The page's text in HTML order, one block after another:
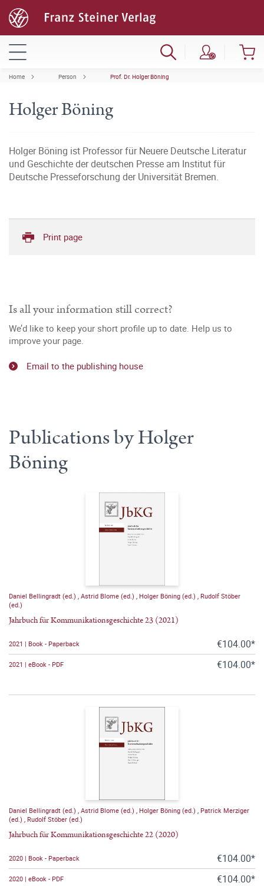
Home Person Prof. Dr. Holger Böning
Holger Böning
Holger Böning ist Professor für Neuere Deutsche Literatur
und Geschichte der deutschen Presse am Institut für
Deutsche Presseforschung der Universität Bremen.
Print page
Is all your information still correct?
We’d like to keep your short profile up to date. Help us to
improve your page.
Email to the publishing house
Publications by Holger
Böning
Daniel Bellingradt (ed.) Astrid Blome (ed.) Holger Böning (ed.)
Rudolf Stöber
(ed.)
Jahrbuch für Kommunikationsgeschichte 23 (2021)
2021 | Book - Paperback €104.00*
2021 | eBook - PDF €104.00*
Daniel Bellingradt (ed.) Astrid Blome (ed.) Holger Böning (ed.)
Patrick Merziger
(ed.)
Rudolf Stöber (ed.)
Jahrbuch für Kommunikationsgeschichte 22 (2020)
2020 | Book - Paperback €104.00*
2020 | eBook - PDF €104.00*